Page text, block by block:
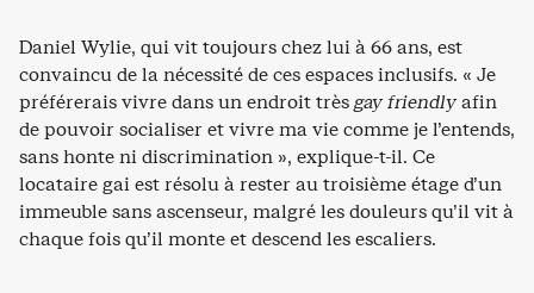
Daniel Wylie, qui vit toujours chez lui à 66 ans, est
convaincu de la nécessité de ces espaces inclusifs. « Je
préférerais vivre dans un endroit trèsgay friendlyafin
de pouvoir socialiser et vivre ma vie comme je l’entends,
sans honte ni discrimination », explique-t-il. Ce
locataire gai est résolu à rester au troisième étage d’un
immeuble sans ascenseur, malgré les douleurs qu’il vit à
chaque fois qu’il monte et descend les escaliers.